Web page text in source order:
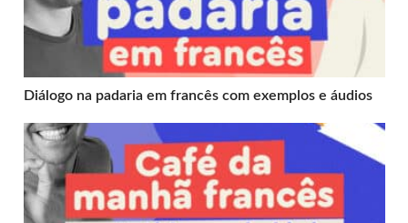
Diálogo na padaria em francês com exemplos e áudios
Café da manhã francês: vocabulário e curiosidades